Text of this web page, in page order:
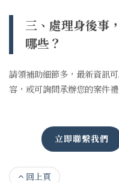
三、處理身後事
哪些？
請領補助細節多，最新資訊
容，或可詢問承辦您的案件
立即聯繫我們
回上頁